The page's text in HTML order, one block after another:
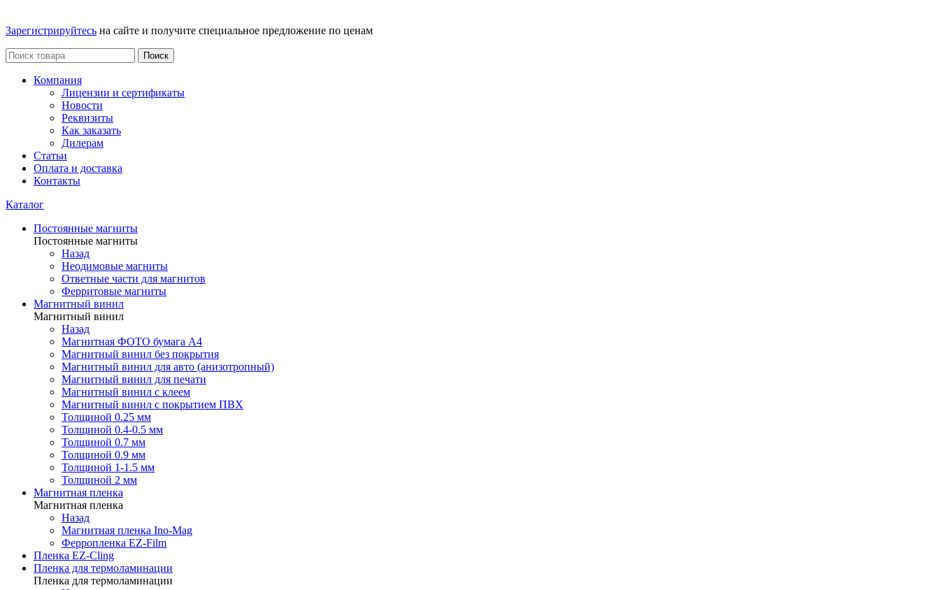
Зарегистрируйтесь на сайте и получите специальное предложение по ценам
Поиск
Компания
Лицензии и сертификаты
Новости
Реквизиты
Как заказать
Дилерам
Статьи
Оплата и доставка
Контакты
Каталог
Постоянные магниты
Постоянные магниты
Назад
Неодимовые магниты
Ответные части для магнитов
Ферритовые магниты
Магнитный винил
Магнитный винил
Назад
Магнитная ФОТО бумага А4
Магнитный винил без покрытия
Магнитный винил для авто (анизотропный)
Магнитный винил для печати
Магнитный винил с клеем
Магнитный винил с покрытием ПВХ
Толщиной 0.25 мм
Толщиной 0.4-0.5 мм
Толщиной 0.7 мм
Толщиной 0.9 мм
Толщиной 1-1.5 мм
Толщиной 2 мм
Магнитная пленка
Магнитная пленка
Назад
Магнитная пленка Ino-Mag
Ферропленка EZ-Film
Пленка EZ-Cling
Пленка для термоламинации
Пленка для термоламинации